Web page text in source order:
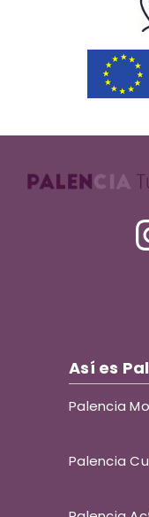
Así es
Palencia
Palencia